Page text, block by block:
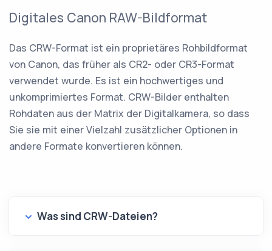
Digitales Canon RAW-Bildformat
Das CRW-Format ist ein proprietäres Rohbildformat
von Canon, das früher als CR2- oder CR3-Format
verwendet wurde. Es ist ein hochwertiges und
unkomprimiertes Format. CRW-Bilder enthalten
Rohdaten aus der Matrix der Digitalkamera, so dass
Sie sie mit einer Vielzahl zusätzlicher Optionen in
andere Formate konvertieren können.
Was sind CRW-Dateien?